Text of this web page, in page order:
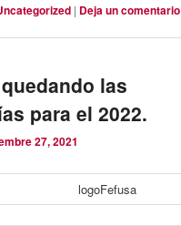
| Deja un comentario
las
para el 2022.
27, 2021